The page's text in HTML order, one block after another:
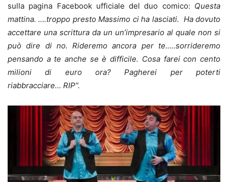
sulla pagina Facebook ufficiale del duo comico: Questa
mattina. ….troppo presto Massimo ci ha lasciati. Ha dovuto
accettare una scrittura da un un’impresario al quale non si
può dire di no.Rideremo ancora per te…..sorrideremo
pensando a te anche se è difficile. Cosa farei con cento
milioni di euro ora?Pagherei per poterti
riabbracciare… RIP”.